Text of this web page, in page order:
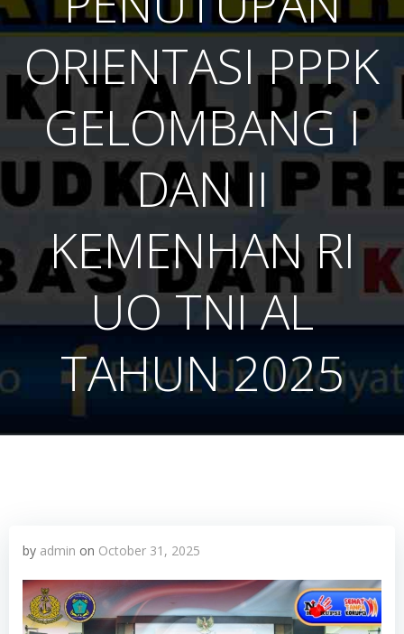
ORIENTASI PPPK
GELOMBANG I
DAN II
KEMENHAN RI
UO TNI AL
TAHUN 2025
by admin on October 31, 2025